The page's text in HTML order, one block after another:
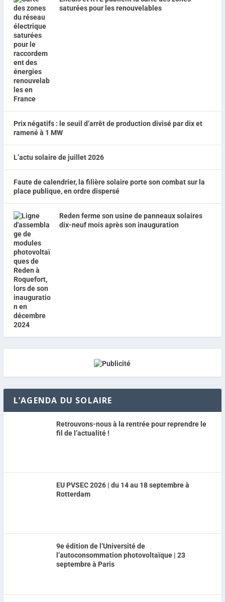
saturées pour les renouvelables
Prix négatifs : le seuil d’arrêt de production divisé par dix et
ramené à 1 MW
L’actu solaire de juillet 2026
Faute de calendrier, la filière solaire porte son combat sur la
place publique, en ordre dispersé
Reden ferme son usine de panneaux solaires
dix-neuf mois après son inauguration
L’AGENDA DU SOLAIRE
Retrouvons-nous à la rentrée pour reprendre le
fil de l’actualité !
EU PVSEC 2026 | du 14 au 18 septembre à
Rotterdam
9e édition de l’Université de
l’autoconsommation photovoltaïque | 23
septembre à Paris